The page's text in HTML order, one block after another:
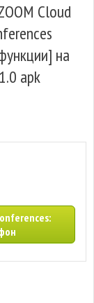
Cloud
на
apk